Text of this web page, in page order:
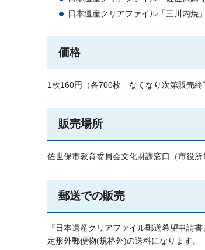
日本遺産クリアファイル「三川内焼」
価格
1枚160円（各700枚 なくなり次第販売終
販売場所
佐世保市教育委員会文化財課窓口（市役
郵送での販売
『日本遺産クリアファイル郵送希望申請
定形外郵便物(規格外)の送料になります。